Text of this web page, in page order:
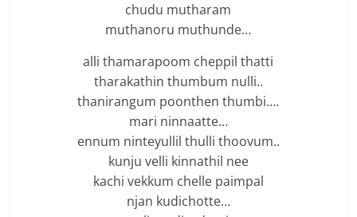
chudu mutharam
muthanoru muthunde…
alli thamarapoom cheppil thatti
tharakathin thumbum nulli..
thanirangum poonthen thumbi….
mari ninnaatte…
ennum ninteyullil thulli thoovum..
kunju velli kinnathil nee
kachi vekkum chelle paimpal
njan kudichotte…